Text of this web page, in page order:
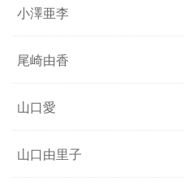
小澤亜李
尾崎由香
山口愛
山口由里子